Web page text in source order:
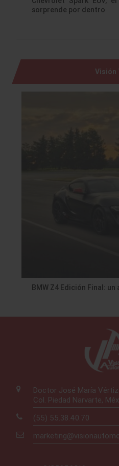
sorprende por dentro
Visión
BMW Z4 Edición Final:
Doctor José María
Col. Piedad Narvarte,
(55) 55.38.40.70